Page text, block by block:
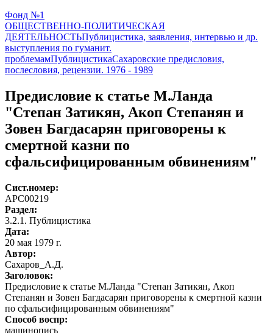
Фонд №1
ОБЩЕСТВЕННО-ПОЛИТИЧЕСКАЯ
ДЕЯТЕЛЬНОСТЬПублицистика, заявления, интервью и др.
выступления по гуманит.
проблемамПублицистикаСахаровские предисловия,
послесловия, рецензии. 1976 - 1989
Предисловие к статье М.Ланда
"Степан Затикян, Акоп Степанян и
Зовен Багдасарян приговорены к
смертной казни по
сфальсифицированным обвинениям"
Сист.номер:
АРС00219
Раздел:
3.2.1. Публицистика
Дата:
20 мая 1979 г.
Автор:
Сахаров_А.Д.
Заголовок:
Предисловие к статье М.Ланда "Степан Затикян, Акоп
Степанян и Зовен Багдасарян приговорены к смертной казни
по сфальсифицированным обвинениям"
Способ воспр:
машинопись